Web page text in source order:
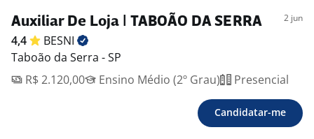
Auxiliar De Loja | TABOÃO DA SERRA 2 jun
4,4
BESNI
Taboão da Serra - SP
R$ 2.120,00
Ensino Médio (2º Grau) Presencial
Candidatar-me